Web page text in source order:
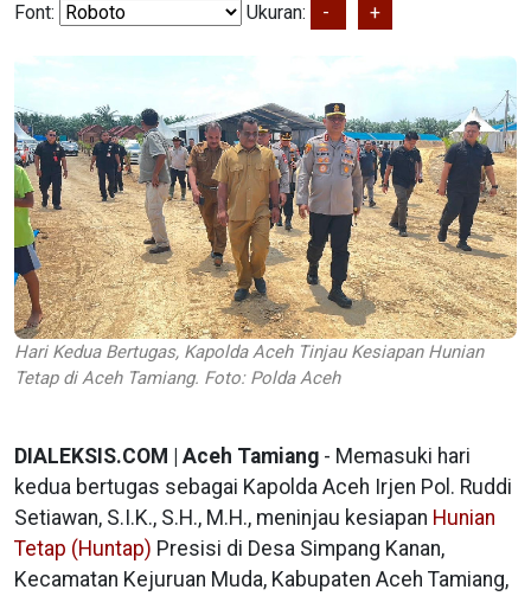
Font: Ukuran: - +
Hari Kedua Bertugas, Kapolda Aceh Tinjau Kesiapan Hunian
Tetap di Aceh Tamiang. Foto: Polda Aceh
DIALEKSIS.COM | Aceh Tamiang - Memasuki hari
kedua bertugas sebagai Kapolda Aceh Irjen Pol. Ruddi
Setiawan, S.I.K., S.H., M.H., meninjau kesiapan Hunian
Tetap (Huntap) Presisi di Desa Simpang Kanan,
Kecamatan Kejuruan Muda, Kabupaten Aceh Tamiang,